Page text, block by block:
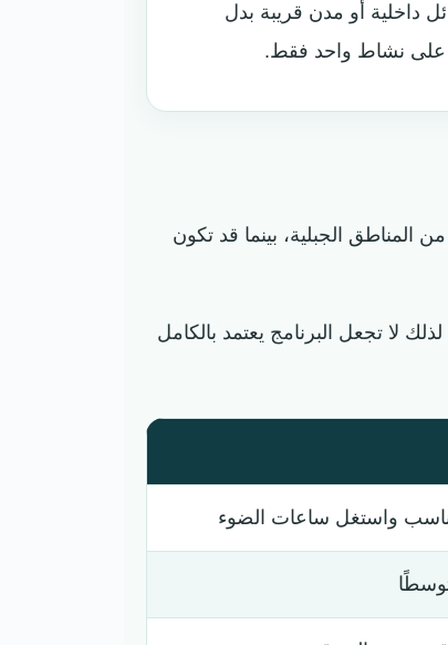
داخلية أو مدن قريبة بدل
على نشاط واحد فقط.
الجبلية، بينما قد تكون
لا تجعل البرنامج يعتمد بالكامل
واستغل ساعات الضوء